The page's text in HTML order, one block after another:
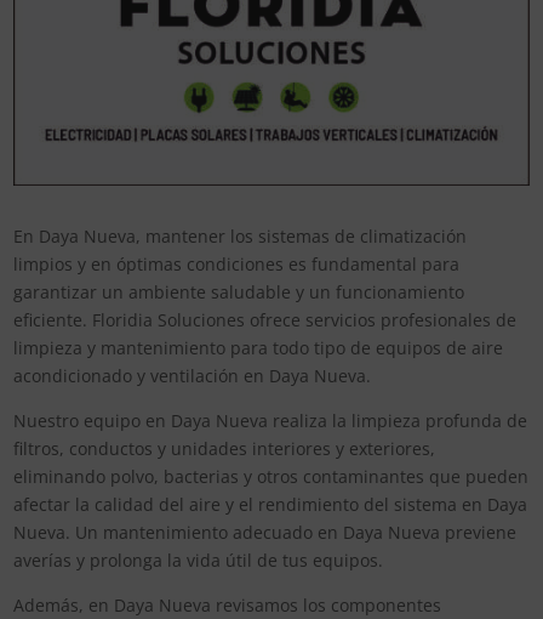
En Daya Nueva, mantener los sistemas de climatización
limpios y en óptimas condiciones es fundamental para
garantizar un ambiente saludable y un funcionamiento
eficiente. Floridia Soluciones ofrece servicios profesionales de
limpieza y mantenimiento para todo tipo de equipos de aire
acondicionado y ventilación en Daya Nueva.
Nuestro equipo en Daya Nueva realiza la limpieza profunda de
filtros, conductos y unidades interiores y exteriores,
eliminando polvo, bacterias y otros contaminantes que pueden
afectar la calidad del aire y el rendimiento del sistema en Daya
Nueva. Un mantenimiento adecuado en Daya Nueva previene
averías y prolonga la vida útil de tus equipos.
Además, en Daya Nueva revisamos los componentes